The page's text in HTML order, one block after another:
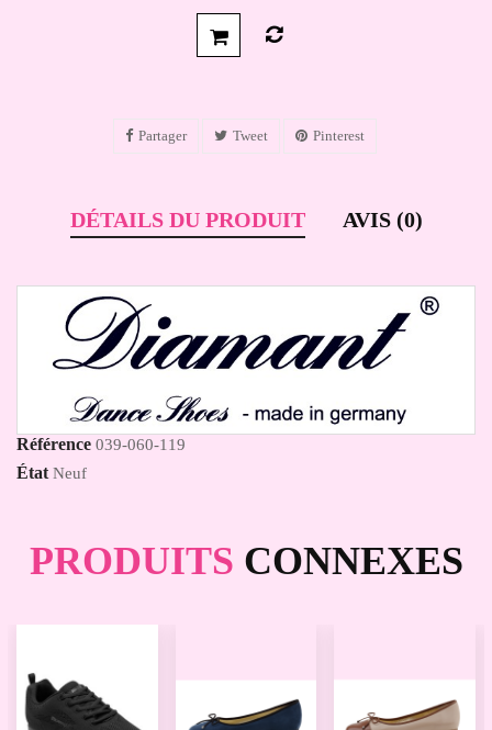
Partager Tweet Pinterest
DÉTAILS DU PRODUIT AVIS (0)
Référence 039-060-119
État Neuf
PRODUITS CONNEXES